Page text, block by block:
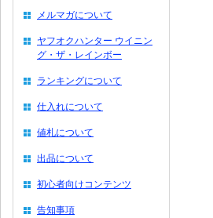
メルマガについて
ヤフオクハンター ウイニン
グ・ザ・レインボー
ランキングについて
仕入れについて
値札について
出品について
初心者向けコンテンツ
告知事項